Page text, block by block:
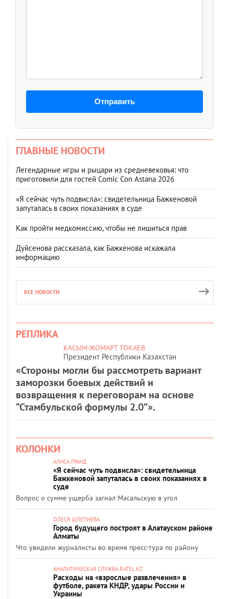
Отправить
ГЛАВНЫЕ НОВОСТИ
Легендарные игры и рыцари из средневековья: что
приготовили для гостей Comic Con Astana 2026
«Я сейчас чуть подвисла»: свидетельница Бажкеновой
запуталась в своих показаниях в суде
Как пройти медкомиссию, чтобы не лишиться прав
Дуйсенова рассказала, как Бажкенова искажала
информацию
ВСЕ НОВОСТИ
РЕПЛИКА
КАСЫМ-ЖОМАРТ ТОКАЕВ
Президент Республики Казахстан
«Стороны могли бы рассмотреть вариант
заморозки боевых действий и
возвращения к переговорам на основе
“Стамбульской формулы 2.0”».
КОЛОНКИ
АЛИСА ГРАНД
«Я сейчас чуть подвисла»: свидетельница
Бажкеновой запуталась в своих показаниях в
суде
Вопрос о сумме ущерба загнал Масальскую в угол
ОЛЕСЯ ШЛЕПНЕВА
Город будущего построят в Алатауском районе
Алматы
Что увидели журналисты во время пресс-тура по району
АНАЛИТИЧЕСКАЯ СЛУЖБА RATEL.KZ
Расходы на «взрослые развлечения» в
футболе, ракета КНДР, удары России и
Украины